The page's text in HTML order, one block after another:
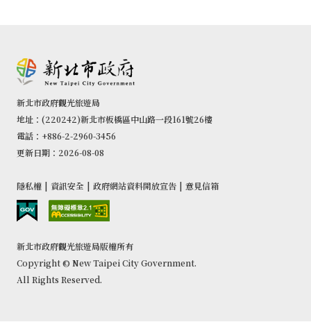
新北市政府觀光旅遊局
地址：(220242)新北市板橋區中山路一段161號26樓
電話：+886-2-2960-3456
更新日期：2026-08-08
隱私權 | 資訊安全 | 政府網站資料開放宣告 | 意見信箱
新北市政府觀光旅遊局版權所有
Copyright © New Taipei City Government.
All Rights Reserved.